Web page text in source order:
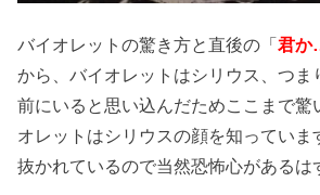
バイオレットの驚き方と直後の「君
から、バイオレットはシリウス、つま
前にいると思い込んだためここまで驚
オレットはシリウスの顔を知っていま
抜かれているので当然恐怖心があるは